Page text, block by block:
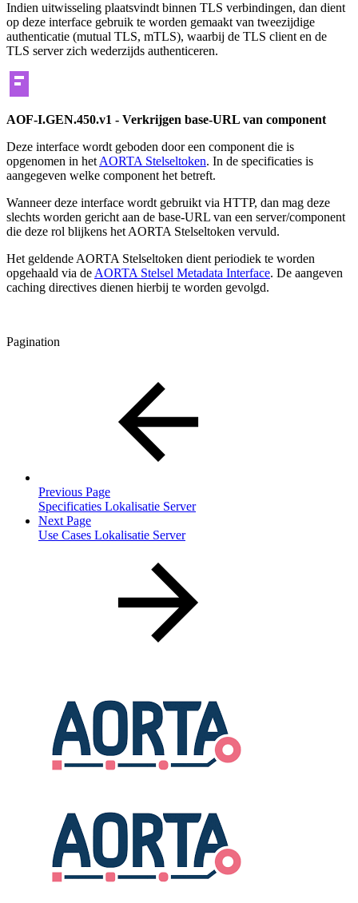
Indien uitwisseling plaatsvindt binnen TLS verbindingen, dan dient
op deze interface gebruik te worden gemaakt van tweezijdige
authenticatie (mutual TLS, mTLS), waarbij de TLS client en de
TLS server zich wederzijds authenticeren.
AOF-I.GEN.450.v1 - Verkrijgen base-URL van component
Deze interface wordt geboden door een component die is
opgenomen in het AORTA Stelseltoken. In de specificaties is
aangegeven welke component het betreft.
Wanneer deze interface wordt gebruikt via HTTP, dan mag deze
slechts worden gericht aan de base-URL van een server/component
die deze rol blijkens het AORTA Stelseltoken vervuld.
Het geldende AORTA Stelseltoken dient periodiek te worden
opgehaald via de AORTA Stelsel Metadata Interface. De aangeven
caching directives dienen hierbij te worden gevolgd.
Pagination
Previous Page
Specificaties Lokalisatie Server
Next Page
Use Cases Lokalisatie Server